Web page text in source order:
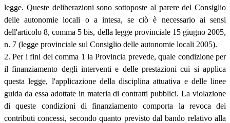
legge. Queste deliberazioni sono sottoposte al parere del Consiglio
delle autonomie locali o a intesa, se ciò è necessario ai sensi
dell'articolo 8, comma 5 bis, della legge provinciale 15 giugno 2005,
n. 7 (legge provinciale sul Consiglio delle autonomie locali 2005).
2. Per i fini del comma 1 la Provincia prevede, quale condizione per
il finanziamento degli interventi e delle prestazioni cui si applica
questa legge, l'applicazione della disciplina attuativa e delle linee
guida da essa adottate in materia di contratti pubblici. La violazione
di queste condizioni di finanziamento comporta la revoca dei
contributi concessi, secondo quanto previsto dal bando relativo alla